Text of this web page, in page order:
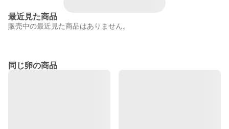
最近見た商品
販売中の最近見た商品はありません。
同じ卵の商品